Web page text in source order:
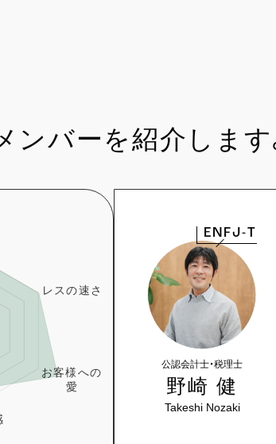
バーを紹介します
ENFJ-T
公認会計士・税理士
野崎 健
Takeshi Nozaki